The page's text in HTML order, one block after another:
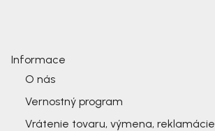
Informace
O nás
Vernostný program
Vrátenie tovaru, výmena, reklamácie